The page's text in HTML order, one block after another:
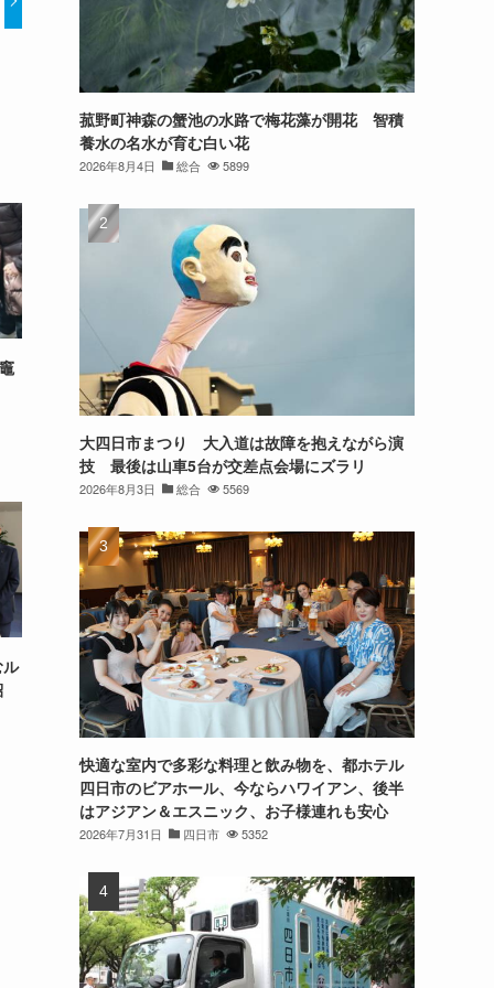
菰野町神森の蟹池の水路で梅花藻が開花 智積
養水の名水が育む白い花
2026年8月4日 総合 5899
大四日市まつり 大入道は故障を抱えながら演
技 最後は山車5台が交差点会場にズラリ
2026年8月3日 総合 5569
快適な室内で多彩な料理と飲み物を、都ホテル
四日市のビアホール、今ならハワイアン、後半
はアジアン＆エスニック、お子様連れも安心
2026年7月31日 四日市 5352